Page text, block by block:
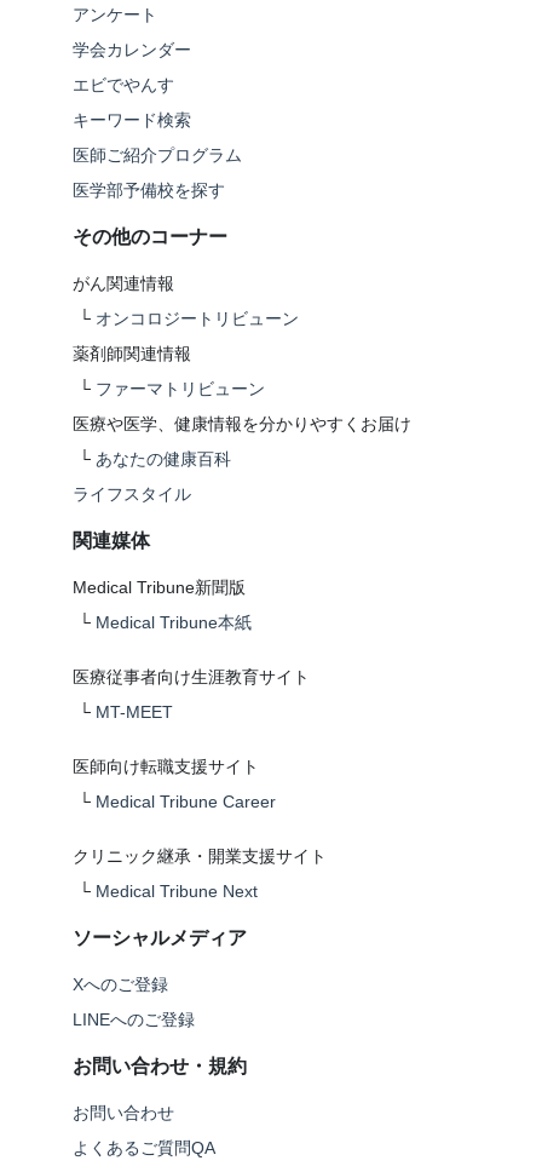
アンケート
学会カレンダー
エビでやんす
キーワード検索
医師ご紹介プログラム
医学部予備校を探す
その他のコーナー
がん関連情報
└ オンコロジートリビューン
薬剤師関連情報
└ ファーマトリビューン
医療や医学、健康情報を分かりやすくお届け
└ あなたの健康百科
ライフスタイル
関連媒体
Medical Tribune新聞版
└ Medical Tribune本紙
医療従事者向け生涯教育サイト
└ MT-MEET
医師向け転職支援サイト
└ Medical Tribune Career
クリニック継承・開業支援サイト
└ Medical Tribune Next
ソーシャルメディア
Xへのご登録
LINEへのご登録
お問い合わせ・規約
お問い合わせ
よくあるご質問QA